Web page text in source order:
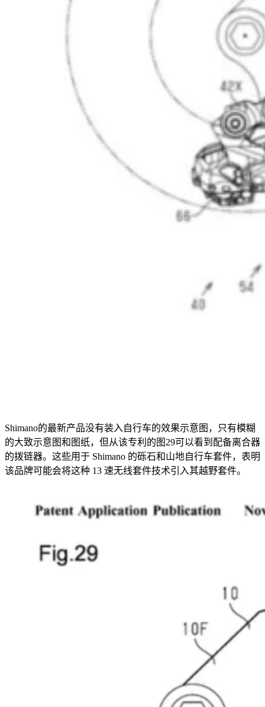
Shimano的最新产品没有装入自行车的效果示意图，只有模糊
的大致示意图和图纸，但从该专利的图29可以看到配备离合器
的拨链器。这些用于 Shimano 的砾石和山地自行车套件，表明
该品牌可能会将这种 13 速无线套件技术引入其越野套件。